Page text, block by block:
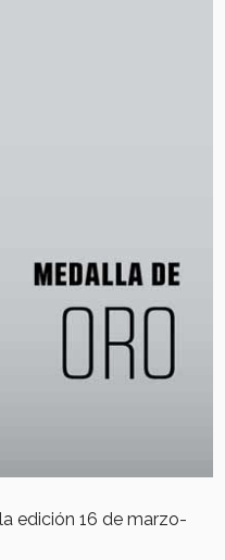
edición 16 de marzo-